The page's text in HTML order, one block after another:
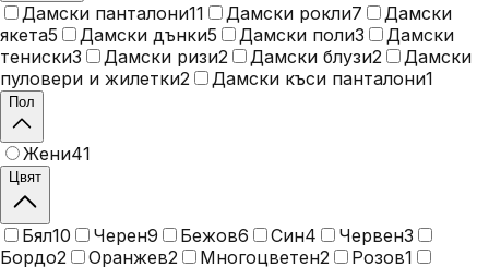
Дамски панталони11 Дамски рокли7
Дамски
якета5 Дамски дънки5 Дамски поли3
Дамски
тениски3 Дамски ризи2 Дамски блузи2
Дамски
пуловери и жилетки2 Дамски къси панталони1
Пол
Жени41
Цвят
Бял10 Черен9 Бежов6 Син4 Червен3
Бордо2 Оранжев2 Многоцветен2 Розов1